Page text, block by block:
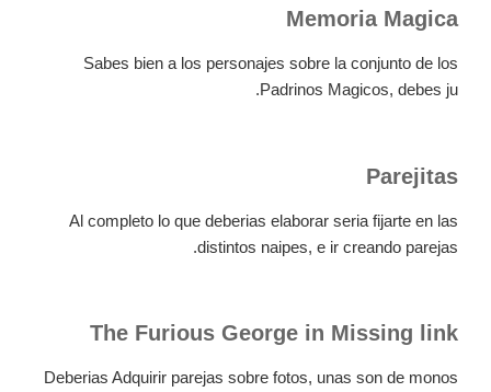
Memoria Magica
Sabes bien a los personajes sobre la conjunto de los
Padrinos Magicos, debes ju.
Parejitas
Al completo lo que deberias elaborar seria fijarte en las
distintos naipes, e ir creando parejas.
The Furious George in Missing link
Deberias Adquirir parejas sobre fotos, unas son de monos